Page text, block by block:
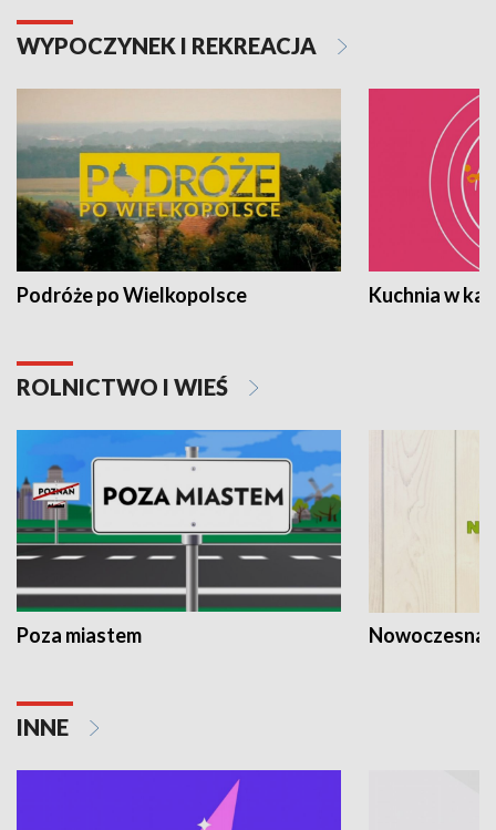
WYPOCZYNEK I REKREACJA
Podróże po Wielkopolsce Kuchnia w
ROLNICTWO I WIEŚ
Poza miastem Nowoczesna
INNE